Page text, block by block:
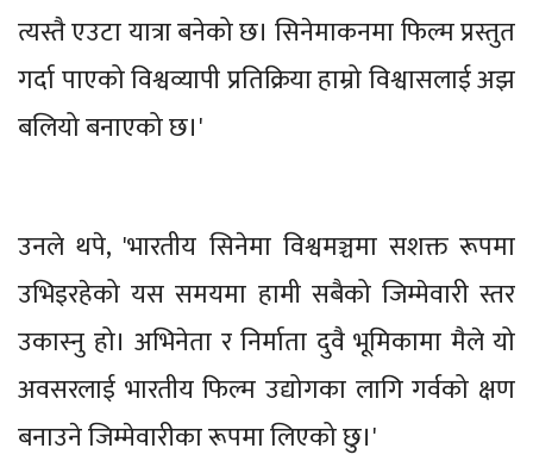
त्यस्तै एउटा यात्रा बनेको छ। सिनेमाकनमा फिल्म प्रस्तुत
गर्दा पाएको विश्वव्यापी प्रतिक्रिया हाम्रो विश्वासलाई अझ
बलियो बनाएको छ।'
उनले थपे, 'भारतीय सिनेमा विश्वमञ्चमा सशक्त रूपमा
उभिइरहेको यस समयमा हामी सबैको जिम्मेवारी स्तर
उकास्नु हो। अभिनेता र निर्माता दुवै भूमिकामा मैले यो
अवसरलाई भारतीय फिल्म उद्योगका लागि गर्वको क्षण
बनाउने जिम्मेवारीका रूपमा लिएको छु।'